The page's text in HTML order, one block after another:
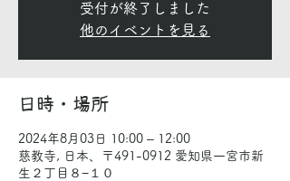
受付が終了しました
他のイベントを見る
日時・場所
2024年8月03日 10:00 – 12:00
慈教寺, 日本、〒491-0912 愛知県一宮市新
生２丁目８−１０